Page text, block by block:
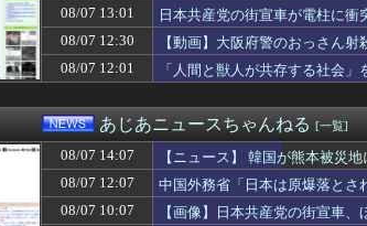
【GAME】「任天堂」のパッケージ版売上
給食着はすごいニオイのときある。アイロン
【画像】爆胸ニット女さん、寿司屋で満喫し
【プロレス】長州小力 西口DXプロレス8月
うつ病経験者の約9割が「運動習慣がない」
【おすすめ漫画】あくまでクジャクの話 絵が
【悲報】東京都民「助けて。通勤時間減らし
冷蔵庫へ入れた富山土産の鱒寿司『飯が硬く
【悲報】キンコン西野亮廣、熊本支援炊き出
【画像】女性声優さん、舞台で共演したイケ
08/07 13:01
日本共産党の街宣車が電柱に
08/07 12:30
【動画】大阪府警のおっさん
08/07 12:01
「人間と獣人が共存する社会
あじあニュースちゃんねる [一覧]
08/07 14:07
【ニュース】 韓国が熊本被災
08/07 12:07
中国外務省「日本は原爆落とさ
08/07 10:07
【画像】日本共産党の街宣車